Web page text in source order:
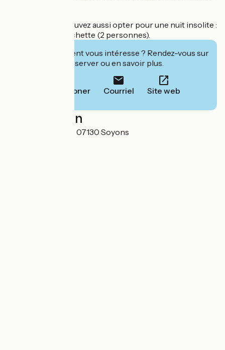
Sur place, vous pouvez aussi opter pour une nuit insolite :
en chambre-couchette (2 personnes).
Cet établissement vous intéresse ? Rendez-vous sur
leur site pour réserver ou en savoir plus.
Téléphoner Courriel Site web
Localisation
70 allée de la Gare 07130 Soyons